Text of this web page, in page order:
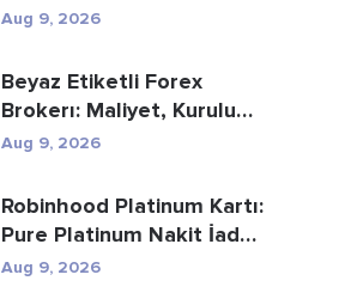
Botları: Nasıl Çal...
Aug 9, 2026
Beyaz Etiketli Forex
Brokerı: Maliyet, Kurulum
ve Komisyon Rehberi
Aug 9, 2026
Robinhood Platinum Kartı:
Pure Platinum Nakit İade
Kartı Buna D...
Aug 9, 2026